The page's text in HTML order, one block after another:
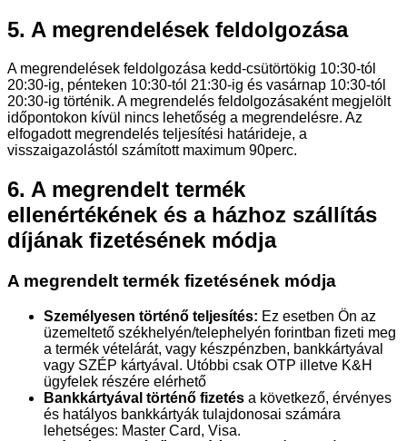
5. A megrendelések feldolgozása
A megrendelések feldolgozása kedd-csütörtökig 10:30-tól
20:30-ig, pénteken 10:30-tól 21:30-ig és vasárnap 10:30-tól
20:30-ig történik. A megrendelés feldolgozásaként megjelölt
időpontokon kívül nincs lehetőség a megrendelésre. Az
elfogadott megrendelés teljesítési határideje, a
visszaigazolástól számított maximum 90perc.
6. A megrendelt termék
ellenértékének és a házhoz szállítás
díjának fizetésének módja
A megrendelt termék fizetésének módja
Személyesen történő teljesítés: Ez esetben Ön az
üzemeltető székhelyén/telephelyén forintban fizeti meg
a termék vételárát, vagy készpénzben, bankkártyával
vagy SZÉP kártyával. Utóbbi csak OTP illetve K&H
ügyfelek részére elérhető
Bankkártyával történő fizetés a következő, érvényes
és hatályos bankkártyák tulajdonosai számára
lehetséges: Master Card, Visa.